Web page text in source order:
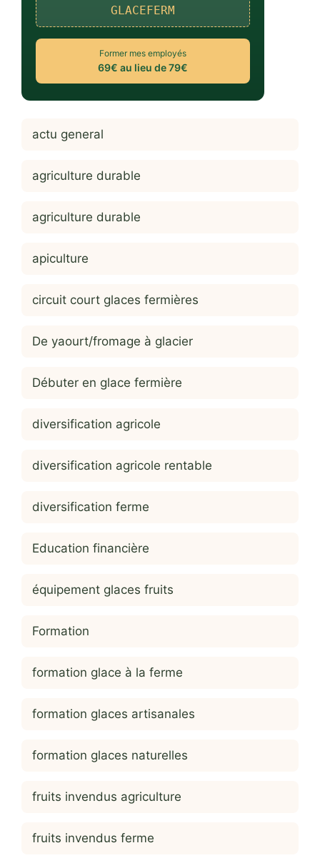
GLACEFERM
Former mes employés
69€ au lieu de 79€
actu general
agriculture durable
agriculture durable
apiculture
circuit court glaces fermières
De yaourt/fromage à glacier
Débuter en glace fermière
diversification agricole
diversification agricole rentable
diversification ferme
Education financière
équipement glaces fruits
Formation
formation glace à la ferme
formation glaces artisanales
formation glaces naturelles
fruits invendus agriculture
fruits invendus ferme